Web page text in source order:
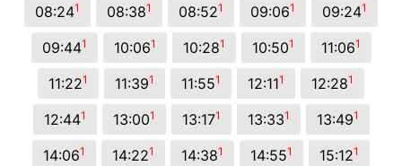
08:241 08:381 08:521 09:061 09:241
09:441 10:061 10:281 10:501 11:061
11:221 11:391 11:551 12:111 12:281
12:441 13:001 13:171 13:331 13:491
14:061 14:221 14:381 14:551 15:121